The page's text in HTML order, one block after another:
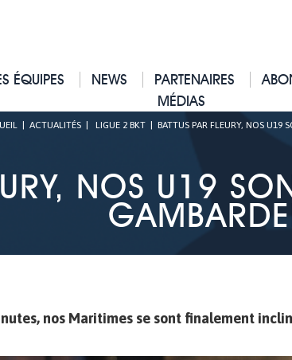
ÉQUIPES NEWS PARTENAIRES
MÉDIAS
| ACTUALITÉS| LIGUE 2 BKT| BATTUS PAR FLEURY, NOS U19
NOS U19
nos Maritimes se sont finalement